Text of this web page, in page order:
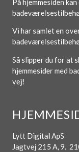
På hjemmesiden
Vi har samlet en
Så slipper du for at
hjemmesider med
vej!
Lytt Digital ApS
Jagtvej 215 A, 9.